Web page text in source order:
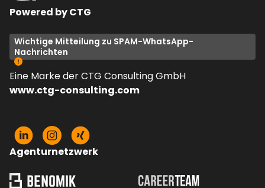
Powered by CTG
Wichtige Mitteilung zu SPAM-WhatsApp-
Nachrichten
Eine Marke der CTG Consulting GmbH
www.ctg-consulting.com
Agenturnetzwerk